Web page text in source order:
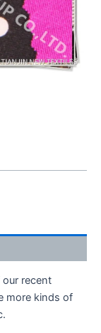
recent
more kinds of